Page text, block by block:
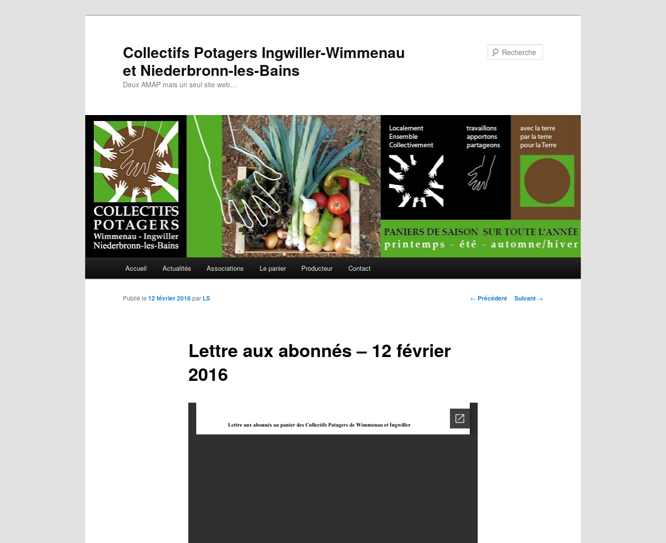
Collectifs Potagers Ingwiller-Wimmenau
et Niederbronn-les-Bains
Deux AMAP mais un seul site web…
Aller
au
Accueil Actualités Associations Le panier Producteur Contact
Navigation
← Précédent Suivant →
Lettre aux abonnés – 12 février
2016
Publié le 12 février 2016par LS